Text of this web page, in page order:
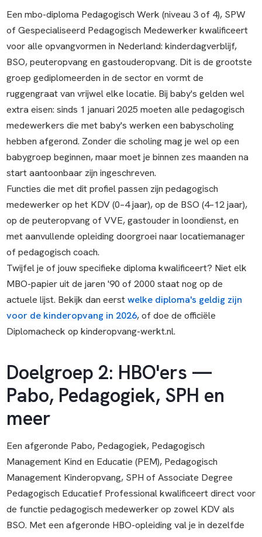
Een mbo-diploma Pedagogisch Werk (niveau 3 of 4), SPW
of Gespecialiseerd Pedagogisch Medewerker kwalificeert
voor alle opvangvormen in Nederland: kinderdagverblijf,
BSO, peuteropvang en gastouderopvang. Dit is de grootste
groep gediplomeerden in de sector en vormt de
ruggengraat van vrijwel elke locatie. Bij baby's gelden wel
extra eisen: sinds 1 januari 2025 moeten alle pedagogisch
medewerkers die met baby's werken een babyscholing
hebben afgerond. Zonder die scholing mag je wel op een
babygroep beginnen, maar moet je binnen zes maanden na
start aantoonbaar zijn ingeschreven.
Functies die met dit profiel passen zijn pedagogisch
medewerker op het KDV (0–4 jaar), op de BSO (4–12 jaar),
op de peuteropvang of VVE, gastouder in loondienst, en
met aanvullende opleiding doorgroei naar locatiemanager
of pedagogisch coach.
Twijfel je of jouw specifieke diploma kwalificeert? Niet elk
MBO-papier uit de jaren '90 of 2000 staat nog op de
actuele lijst. Bekijk dan eerstwelke diploma's geldig zijn
voor de kinderopvang in 2026, of doe de officiële
Diplomacheck op kinderopvang-werkt.nl.
Doelgroep 2: HBO'ers —
Pabo, Pedagogiek, SPH en
meer
Een afgeronde Pabo, Pedagogiek, Pedagogisch
Management Kind en Educatie (PEM), Pedagogisch
Management Kinderopvang, SPH of Associate Degree
Pedagogisch Educatief Professional kwalificeert direct voor
de functie pedagogisch medewerker op zowel KDV als
BSO. Met een afgeronde HBO-opleiding val je in dezelfde